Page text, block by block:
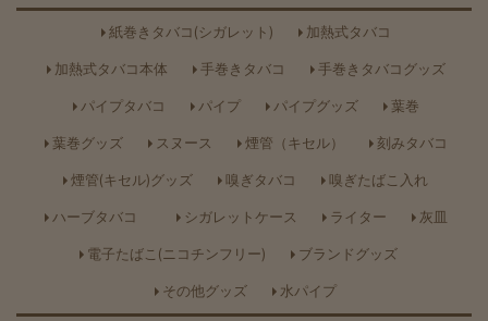
紙巻きタバコ(シガレット)
加熱式タバコ
加熱式タバコ本体
手巻きタバコ
手巻きタバコグッズ
パイプタバコ
パイプ パイプグッズ
葉巻
葉巻グッズ
スヌース 煙管（キセル）
刻みタバコ
煙管(キセル)グッズ
嗅ぎタバコ
嗅ぎたばこ入れ
ハーブタバコ
シガレットケース ライター
灰皿
電子たばこ(ニコチンフリー)
ブランドグッズ
その他グッズ
水パイプ